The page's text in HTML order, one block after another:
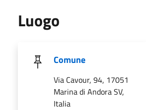
Luogo
Comune
Via Cavour, 94, 17051
Marina di Andora SV,
Italia